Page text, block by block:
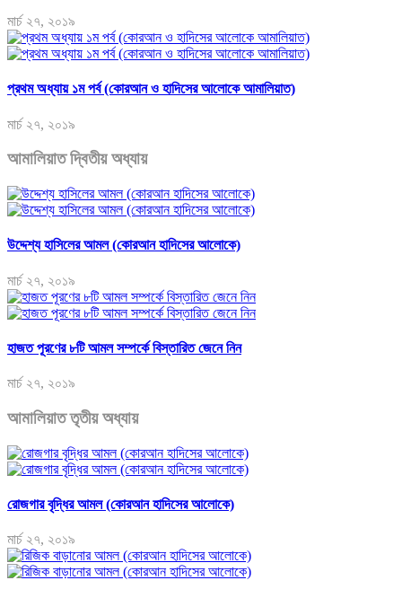
মার্চ ২৭, ২০১৯
প্রথম অধ্যায় ১ম পর্ব (কোরআন ও হাদিসের আলোকে আমালিয়াত)
মার্চ ২৭, ২০১৯
আমালিয়াত দ্বিতীয় অধ্যায়
উদ্দেশ্য হাসিলের আমল (কোরআন হাদিসের আলোকে)
মার্চ ২৭, ২০১৯
হাজত পূরণের ৮টি আমল সম্পর্কে বিস্তারিত জেনে নিন
মার্চ ২৭, ২০১৯
আমালিয়াত তৃতীয় অধ্যায়
রোজগার বৃদ্ধির আমল (কোরআন হাদিসের আলোকে)
মার্চ ২৭, ২০১৯